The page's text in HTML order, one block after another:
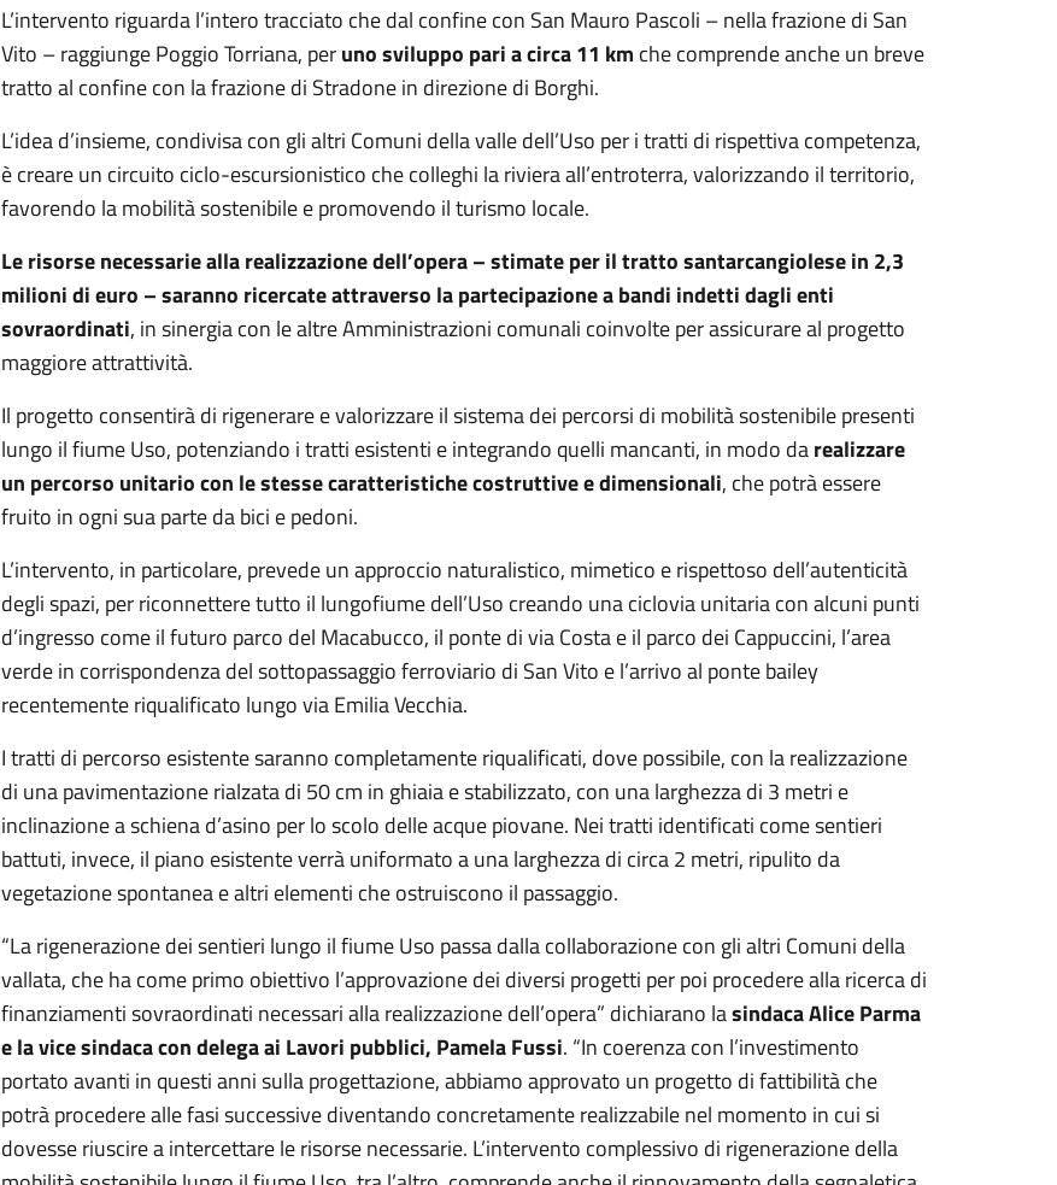
L’intervento riguarda l’intero tracciato che dal confine con San Mauro Pascoli – nella frazione di San
Vito – raggiunge Poggio Torriana, peruno sviluppo pari a circa 11 km che comprende anche un breve
tratto al confine con la frazione di Stradone in direzione di Borghi.
L’idea d’insieme, condivisa con gli altri Comuni della valle dell’Uso per i tratti di rispettiva competenza,
è creare un circuito ciclo-escursionistico che colleghi la riviera all’entroterra, valorizzando il territorio,
favorendo la mobilità sostenibile e promovendo il turismo locale.
Le risorse necessarie alla realizzazione dell’opera – stimate per il tratto santarcangiolese in 2,3
milioni di euro – saranno ricercate attraverso la partecipazione a bandi indetti dagli enti
sovraordinati, in sinergia con le altre Amministrazioni comunali coinvolte per assicurare al progetto
maggiore attrattività.
Il progetto consentirà di rigenerare e valorizzare il sistema dei percorsi di mobilità sostenibile presenti
lungo il fiume Uso, potenziando i tratti esistenti e integrando quelli mancanti, in modo darealizzare
un percorso unitario con le stesse caratteristiche costruttive e dimensionali, che potrà essere
fruito in ogni sua parte da bici e pedoni.
L’intervento, in particolare, prevede un approccio naturalistico, mimetico e rispettoso dell’autenticità
degli spazi, per riconnettere tutto il lungofiume dell’Uso creando una ciclovia unitaria con alcuni punti
d’ingresso come il futuro parco del Macabucco, il ponte di via Costa e il parco dei Cappuccini, l’area
verde in corrispondenza del sottopassaggio ferroviario di San Vito e l’arrivo al ponte bailey
recentemente riqualificato lungo via Emilia Vecchia.
I tratti di percorso esistente saranno completamente riqualificati, dove possibile, con la realizzazione
di una pavimentazione rialzata di 50 cm in ghiaia e stabilizzato, con una larghezza di 3 metri e
inclinazione a schiena d’asino per lo scolo delle acque piovane. Nei tratti identificati come sentieri
battuti, invece, il piano esistente verrà uniformato a una larghezza di circa 2 metri, ripulito da
vegetazione spontanea e altri elementi che ostruiscono il passaggio.
“La rigenerazione dei sentieri lungo il fiume Uso passa dalla collaborazione con gli altri Comuni della
vallata, che ha come primo obiettivo l’approvazione dei diversi progetti per poi procedere alla ricerca di
finanziamenti sovraordinati necessari alla realizzazione dell’opera” dichiarano lasindaca Alice Parma
e la vice sindaca con delega ai Lavori pubblici, Pamela Fussi. “In coerenza con l’investimento
portato avanti in questi anni sulla progettazione, abbiamo approvato un progetto di fattibilità che
potrà procedere alle fasi successive diventando concretamente realizzabile nel momento in cui si
dovesse riuscire a intercettare le risorse necessarie. L’intervento complessivo di rigenerazione della